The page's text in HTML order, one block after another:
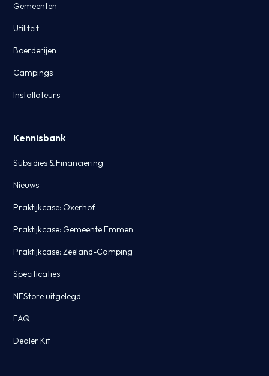
Gemeenten
Utiliteit
Boerderijen
Campings
Installateurs
Kennisbank
Subsidies & Financiering
Nieuws
Praktijkcase: Oxerhof
Praktijkcase: Gemeente Emmen
Praktijkcase: Zeeland-Camping
Specificaties
NEStore uitgelegd
FAQ
Dealer Kit